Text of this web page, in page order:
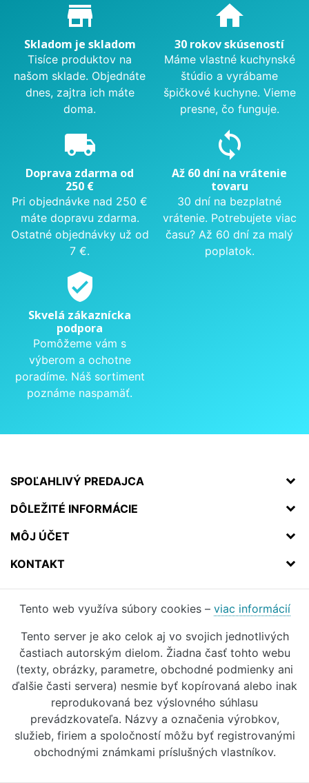
Proč nakupovat u nás?
store_mall_directory
Skladom je skladom
Tisíce produktov na
našom sklade. Objednáte
dnes, zajtra ich máte
doma.
home
30 rokov skúseností
Máme vlastné kuchynské
štúdio a vyrábame
špičkové kuchyne. Vieme
presne, čo funguje.
local_shipping
Doprava zdarma od
250 €
Pri objednávke nad 250 €
máte dopravu zdarma.
Ostatné objednávky už od
7 €.
sync
Až 60 dní na vrátenie
tovaru
30 dní na bezplatné
vrátenie. Potrebujete viac
času? Až 60 dní za malý
poplatok.
verified_user
Skvelá zákaznícka
podpora
Pomôžeme vám s
výberom a ochotne
poradíme. Náš sortiment
poznáme naspamäť.
SPOĽAHLIVÝ PREDAJCA
DÔLEŽITÉ INFORMÁCIE
MÔJ ÚČET
KONTAKT
Tento web využíva súbory cookies – viac informácií
Tento server je ako celok aj vo svojich jednotlivých
častiach autorským dielom. Žiadna časť tohto webu
(texty, obrázky, parametre, obchodné podmienky ani
ďalšie časti servera) nesmie byť kopírovaná alebo inak
reprodukovaná bez výslovného súhlasu
prevádzkovateľa. Názvy a označenia výrobkov,
služieb, firiem a spoločností môžu byť registrovanými
obchodnými známkami príslušných vlastníkov.